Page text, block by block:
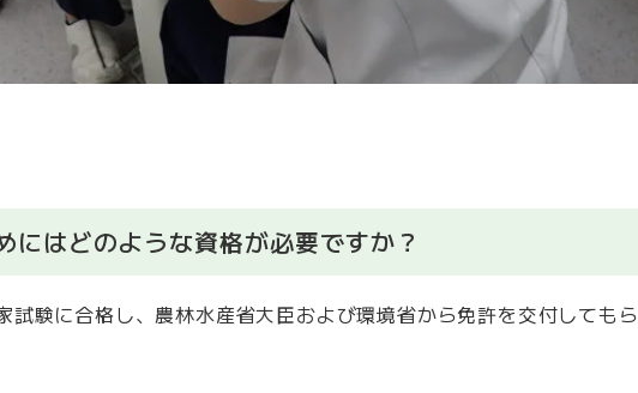
にはどのような資格が必要ですか？
試験に合格し、農林水産省大臣および環境省から免許を交付してもら